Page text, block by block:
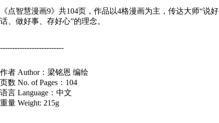
《点智慧漫画9》共104页，作品以4格漫画为主，传达大师“说好
话、做好事、存好心”的理念。
--------------------------
作者 Author：梁铭恩 编绘
页数 No. of Pages：104
语言 Language：中文
重量 Weight: 215g